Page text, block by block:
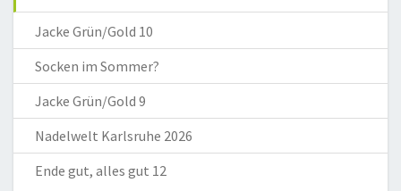
Jacke Grün/Gold 10
Socken im Sommer?
Jacke Grün/Gold 9
Nadelwelt Karlsruhe 2026
Ende gut, alles gut 12